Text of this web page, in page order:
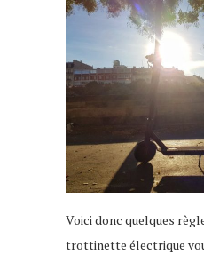
Voici donc quelques
trottinette électrique